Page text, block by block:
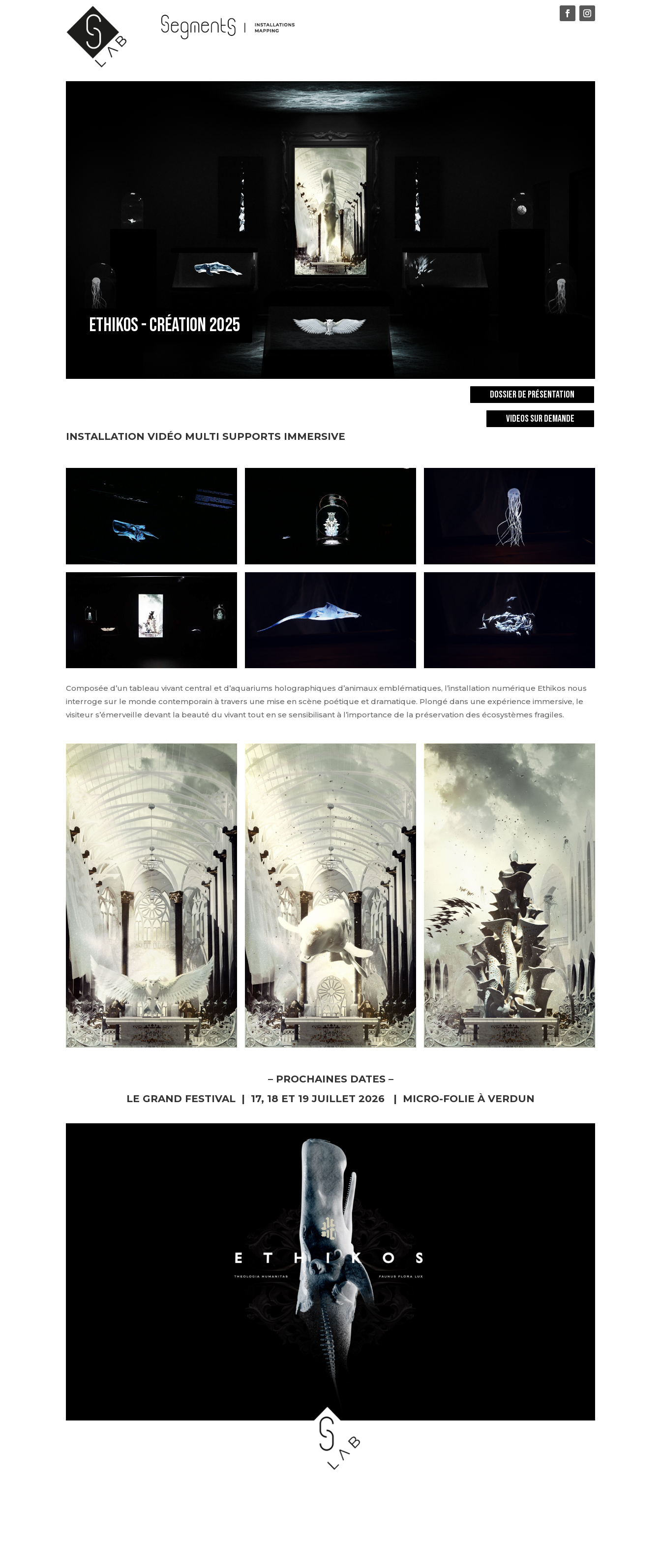
ETHIKOS - création 2025
Dossier de présentation
VIDEOS SUR DEMANDE
INSTALLATION VIDÉO MULTI SUPPORTS IMMERSIVE
Composée d’un tableau vivant central et d’aquariums holographiques d’animaux emblématiques, l’installation numérique Ethikos nous
interroge sur le monde contemporain à travers une mise en scène poétique et dramatique. Plongé dans une expérience immersive, le
visiteur s’émerveille devant la beauté du vivant tout en se sensibilisant à l’importance de la préservation des écosystèmes fragiles.
– PROCHAINES DATES –
LE GRAND FESTIVAL | 17, 18 ET 19 JUILLET 2026 | MICRO-FOLIE À VERDUN